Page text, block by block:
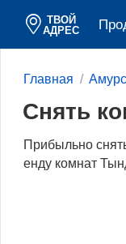
ТВОЙ
АДРЕС
Главная
Снять
Прибыльно
енду комнат